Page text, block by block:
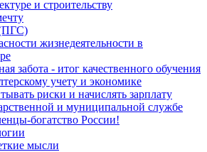
и строительству
(ПГС)
жизнедеятельности в
забота - итог качественного обучения
учету и экономике
риски и начислять зарплату
и муниципальной службе
богатство России!
мысли